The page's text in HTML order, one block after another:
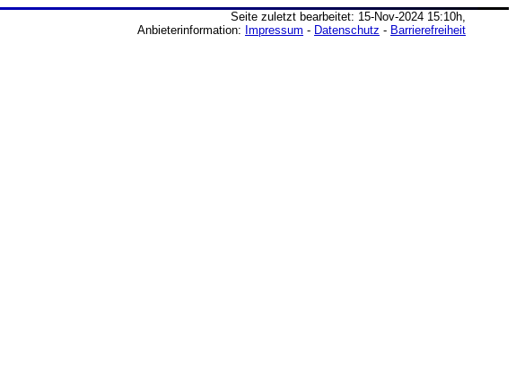
Seite zuletzt bearbeitet: 15-Nov-2024 15:10h,
Anbieterinformation: Impressum - Datenschutz - Barrierefreiheit